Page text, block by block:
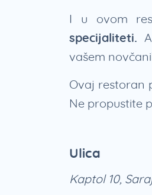
I u ovom
specijaliteti.
vašem
Ovaj restoran
Ne propustite
Ulica
Kaptol 10,